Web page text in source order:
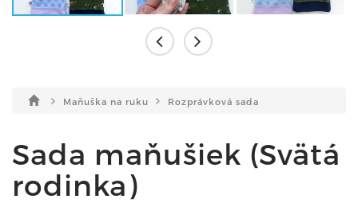
Maňuška na ruku Rozprávková sada
Sada maňušiek (Svätá
rodinka)